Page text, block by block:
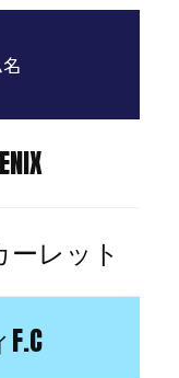
ーレット